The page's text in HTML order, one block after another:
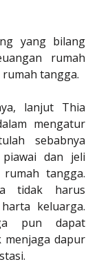
yang bilang
rumah
tangga.
lanjut Thia
mengatur
sebabnya
dan jeli
tangga.
tidak harus
keluarga.
pun dapat
dapur